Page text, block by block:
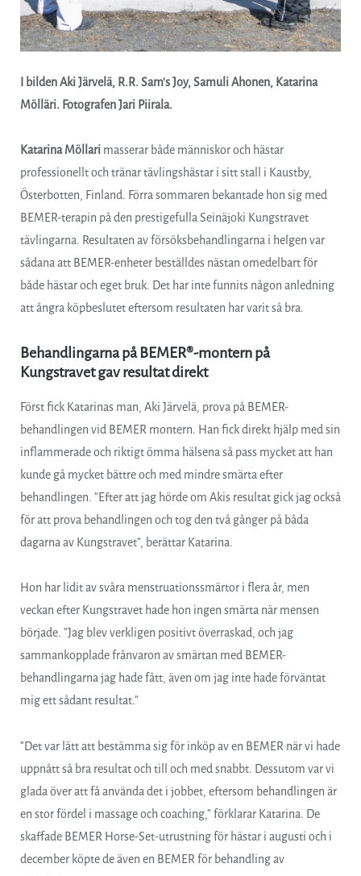
I bilden Aki Järvelä, R.R. Sam’s Joy, Samuli Ahonen, Katarina
Mölläri. Fotografen Jari Piirala.
Katarina Möllarimasserar både människor och hästar
professionellt och tränar tävlingshästar i sitt stall i Kaustby,
Österbotten, Finland. Förra sommaren bekantade hon sig med
BEMER-terapin på den prestigefulla Seinäjoki Kungstravet
tävlingarna. Resultaten av försöksbehandlingarna i helgen var
sådana att BEMER-enheter beställdes nästan omedelbart för
både hästar och eget bruk. Det har inte funnits någon anledning
att ångra köpbeslutet eftersom resultaten har varit så bra.
Behandlingarna på BEMER®-montern på
Kungstravet gav resultat direkt
Först fick Katarinas man, Aki Järvelä, prova på BEMER-
behandlingen vid BEMER montern. Han fick direkt hjälp med sin
inflammerade och riktigt ömma hälsena så pass mycket att han
kunde gå mycket bättre och med mindre smärta efter
behandlingen. ”Efter att jag hörde om Akis resultat gick jag också
för att prova behandlingen och tog den två gånger på båda
dagarna av Kungstravet”, berättar Katarina.
Hon har lidit av svåra menstruationssmärtor i flera år, men
veckan efter Kungstravet hade hon ingen smärta när mensen
började. ”Jag blev verkligen positivt överraskad, och jag
sammankopplade frånvaron av smärtan med BEMER-
behandlingarna jag hade fått, även om jag inte hade förväntat
mig ett sådant resultat.”
”Det var lätt att bestämma sig för inköp av en BEMER när vi hade
uppnått så bra resultat och till och med snabbt. Dessutom var vi
glada över att få använda det i jobbet, eftersom behandlingen är
en stor fördel i massage och coaching,” förklarar Katarina. De
skaffade BEMER Horse-Set-utrustning för hästar i augusti och i
december köpte de även en BEMER för behandling av